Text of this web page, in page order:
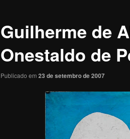
Guilherme de
Onestaldo de
Publicado em 23 de setembro de 2007